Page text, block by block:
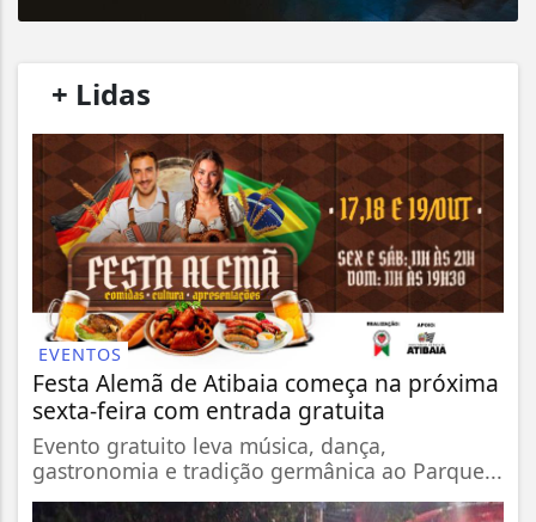
+ Lidas
EVENTOS
Festa Alemã de Atibaia começa na próxima
sexta-feira com entrada gratuita
Evento gratuito leva música, dança,
gastronomia e tradição germânica ao Parque...